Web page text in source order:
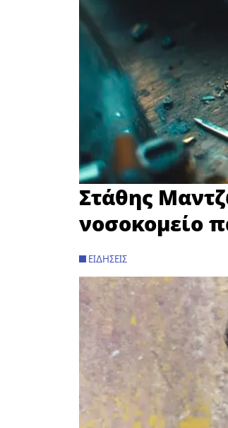
Στάθης
νοσοκομείο
ΕΙΔΉΣΕΙΣ